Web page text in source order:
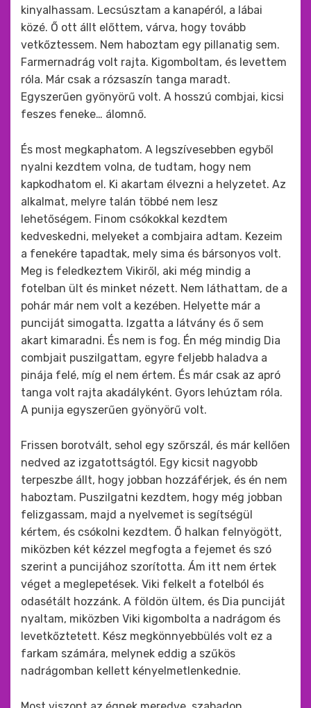
kinyalhassam. Lecsúsztam a kanapéról, a lábai
közé. Ő ott állt előttem, várva, hogy tovább
vetkőztessem. Nem haboztam egy pillanatig sem.
Farmernadrág volt rajta. Kigomboltam, és levettem
róla. Már csak a rózsaszín tanga maradt.
Egyszerűen gyönyörű volt. A hosszú combjai, kicsi
feszes feneke… álomnő.
És most megkaphatom. A legszívesebben egyből
nyalni kezdtem volna, de tudtam, hogy nem
kapkodhatom el. Ki akartam élvezni a helyzetet. Az
alkalmat, melyre talán többé nem lesz
lehetőségem. Finom csókokkal kezdtem
kedveskedni, melyeket a combjaira adtam. Kezeim
a fenekére tapadtak, mely sima és bársonyos volt.
Meg is feledkeztem Vikiről, aki még mindig a
fotelban ült és minket nézett. Nem láthattam, de a
pohár már nem volt a kezében. Helyette már a
punciját simogatta. Izgatta a látvány és ő sem
akart kimaradni. És nem is fog. Én még mindig Dia
combjait puszilgattam, egyre feljebb haladva a
pinája felé, míg el nem értem. És már csak az apró
tanga volt rajta akadályként. Gyors lehúztam róla.
A punija egyszerűen gyönyörű volt.
Frissen borotvált, sehol egy szőrszál, és már kellően
nedved az izgatottságtól. Egy kicsit nagyobb
terpeszbe állt, hogy jobban hozzáférjek, és én nem
haboztam. Puszilgatni kezdtem, hogy még jobban
felizgassam, majd a nyelvemet is segítségül
kértem, és csókolni kezdtem. Ő halkan felnyögött,
miközben két kézzel megfogta a fejemet és szó
szerint a puncijához szorította. Ám itt nem értek
véget a meglepetések. Viki felkelt a fotelból és
odasétált hozzánk. A földön ültem, és Dia punciját
nyaltam, miközben Viki kigombolta a nadrágom és
levetkőztetett. Kész megkönnyebbülés volt ez a
farkam számára, melynek eddig a szűkös
nadrágomban kellett kényelmetlenkednie.